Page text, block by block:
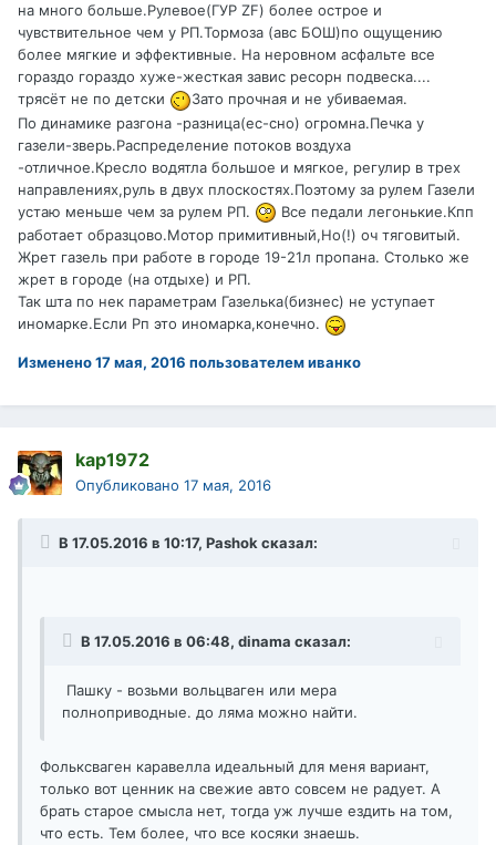
на много больше.Рулевое(ГУР ZF) более острое и
чувствительное чем у РП.Тормоза (авс БОШ)по ощущению
более мягкие и эффективные. На неровном асфальте все
гораздо гораздо хуже-жесткая завис ресорн подвеска....
трясёт не по детски
Зато прочная и не убиваемая.
По динамике разгона -разница(ес-сно) огромна.Печка у
газели-зверь.Распределение потоков воздуха
-отличное.Кресло водятла большое и мягкое, регулир в трех
направлениях,руль в двух плоскостях.Поэтому за рулем Газели
устаю меньше чем за рулем РП.
Все педали легонькие.Кпп
работает образцово.Мотор примитивный,Но(!) оч тяговитый.
Жрет газель при работе в городе 19-21л пропана. Столько же
жрет в городе (на отдыхе) и РП.
Так шта по нек параметрам Газелька(бизнес) не уступает
иномарке.Если Рп это иномарка,конечно.
Изменено17 мая, 2016 пользователем иванко
kap1972
Опубликовано 17 мая, 2016
В 17.05.2016 в 10:17, Pashok сказал:
В 17.05.2016 в 06:48, dinama сказал:
Пашку - возьми вольцваген или мера
полноприводные. до ляма можно найти.
Фольксваген каравелла идеальный для меня вариант,
только вот ценник на свежие авто совсем не радует. А
брать старое смысла нет, тогда уж лучше ездить на том,
что есть. Тем более, что все косяки знаешь.